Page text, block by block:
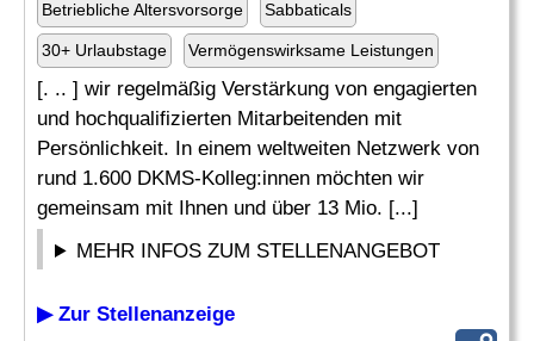
Betriebliche Altersvorsorge Sabbaticals
30+ Urlaubstage Vermögenswirksame Leistungen
[. .. ] wir regelmäßig Verstärkung von engagierten
und hochqualifizierten Mitarbeitenden mit
Persönlichkeit. In einem weltweiten Netzwerk von
rund 1.600 DKMS-Kolleg:innen möchten wir
gemeinsam mit Ihnen und über 13 Mio. [...]
MEHR INFOS ZUM STELLENANGEBOT
▶ Zur Stellenanzeige